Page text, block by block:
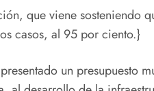
que viene sosteniendo
casos, al 95 por ciento.}
un presupuesto